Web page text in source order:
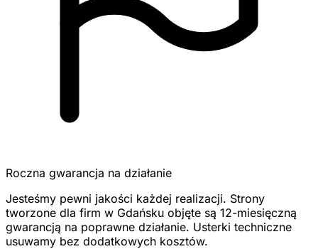
Roczna gwarancja na działanie
Jesteśmy pewni jakości każdej realizacji. Strony
tworzone dla firm w Gdańsku objęte są 12-miesięczną
gwarancją na poprawne działanie. Usterki techniczne
usuwamy bez dodatkowych kosztów.